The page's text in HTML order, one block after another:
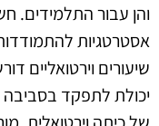
והן עבור התלמידים.
אסטרטגיות
שיעורים וירטואליים
יכולת לתפקד בסביבה